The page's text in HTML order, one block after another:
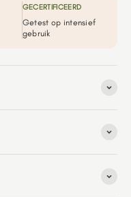
GECERTIFICEERD
Getest op intensief
gebruik